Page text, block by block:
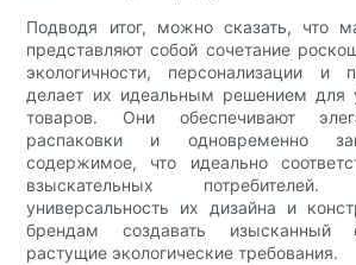
Подводя итог, можно сказать, что
представляют собой сочетание
экологичности, персонализации и
делает их идеальным решением для
товаров. Они обеспечивают
распаковки и одновременно
содержимое, что идеально
взыскательных
универсальность их дизайна и
брендам создавать изысканный
растущие экологические требования.